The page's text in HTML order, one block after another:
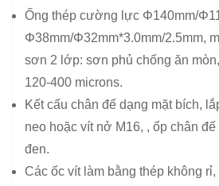
Ống thép cường lực Φ140mm/
Φ38mm/Φ32mm*3.0mm/2.5mm,
sơn 2 lớp: sơn phủ chống ăn
120-400 microns.
Kết cấu chân đế dạng mặt bích,
neo hoặc vít nở M16, , ốp chân
đen.
Các ốc vít làm bằng thép không